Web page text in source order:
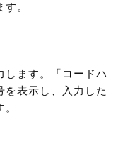
。
します。「コードハ
を表示し、入力した